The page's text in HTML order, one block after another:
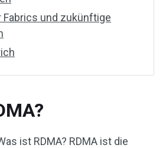
Fabrics und zukünftige
ist RDMA? RDMA ist die